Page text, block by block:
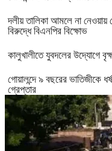
দলীয় তালিকা আমলে না
বিরুদ্ধে বিএনপির বিক্ষোভ
কালুখালীতে যুবদলের উদ্যোগে
গোয়ালন্দে ৯ বছরের ভাতিজীকে
গ্রেপ্তার